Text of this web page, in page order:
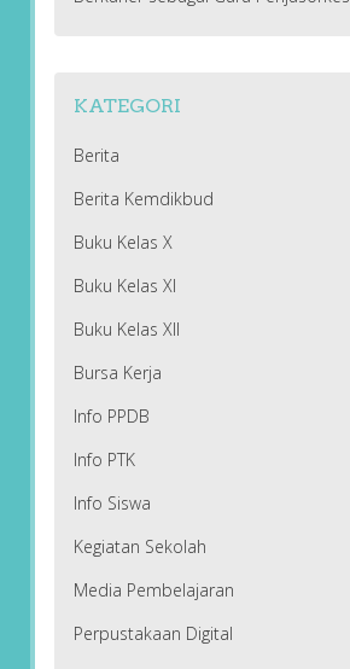
KATEGORI
Berita
Berita Kemdikbud
Buku Kelas X
Buku Kelas XI
Buku Kelas XII
Bursa Kerja
Info PPDB
Info PTK
Info Siswa
Kegiatan Sekolah
Media Pembelajaran
Perpustakaan Digital